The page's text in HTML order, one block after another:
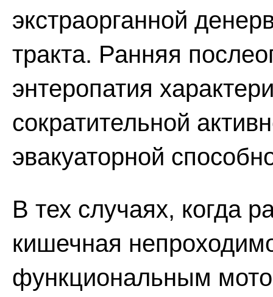
экстраорганной
тракта. Ранняя
энтеропатия
сократительной
эвакуаторной
В тех случаях, когда
кишечная
функциональным